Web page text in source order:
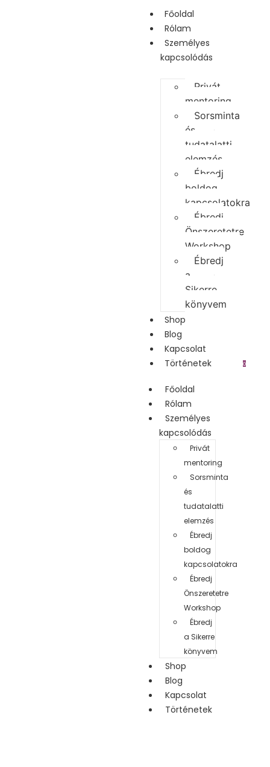
Főoldal
Rólam
Személyes
kapcsolódás
Privát
mentoring
Sorsminta
és
tudatalatti
elemzés
Ébredj
boldog
kapcsolatokra
Ébredj
Önszeretetre
Workshop
Ébredj
a
Sikerre
könyvem
Shop
Blog
Kapcsolat
Történetek
Főoldal
Rólam
Személyes
kapcsolódás
Privát
mentoring
Sorsminta
és
tudatalatti
elemzés
Ébredj
boldog
kapcsolatokra
Ébredj
Önszeretetre
Workshop
Ébredj
a Sikerre
könyvem
Shop
Blog
Kapcsolat
Történetek
0